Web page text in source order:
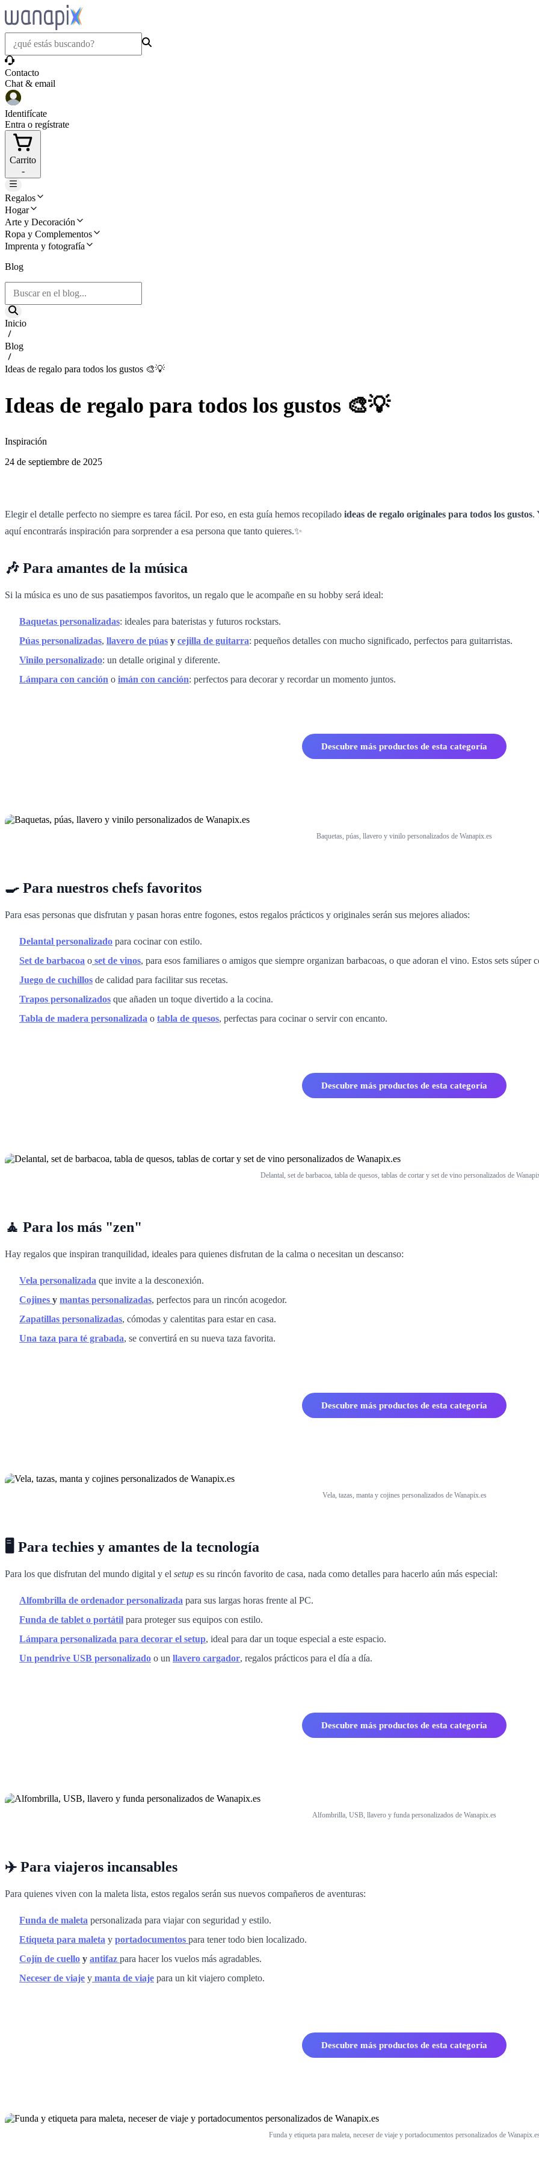
Contacto
Chat & email
Identifícate
Entra o regístrate
Carrito
-
Regalos
Hogar
Arte y Decoración
Ropa y Complementos
Imprenta y fotografía
Blog
Inicio
Blog
Ideas de regalo para todos los gustos 🎨💡
Ideas de regalo para todos los gustos 🎨💡
Inspiración
24 de septiembre de 2025
Elegir el detalle perfecto no siempre es tarea fácil. Por eso, en esta guía hemos recopilado ideas de regalo originales para todos los gustos.
aquí encontrarás inspiración para sorprender a esa persona que tanto quieres.✨
🎶 Para amantes de la música
Si la música es uno de sus pasatiempos favoritos, un regalo que le acompañe en su hobby será ideal:
Baquetas personalizadas: ideales para bateristas y futuros rockstars.
Púas personalizadas, llavero de púas y cejilla de guitarra: pequeños detalles con mucho significado, perfectos para guitarristas.
Vinilo personalizado: un detalle original y diferente.
Lámpara con canción o imán con canción: perfectos para decorar y recordar un momento juntos.
Descubre más productos de esta categoría
Baquetas, púas, llavero y vinilo personalizados de Wanapix.es
🍳 Para nuestros chefs favoritos
Para esas personas que disfrutan y pasan horas entre fogones, estos regalos prácticos y originales serán sus mejores aliados:
Delantal personalizado para cocinar con estilo.
Set de barbacoa o set de vinos, para esos familiares o amigos que siempre organizan barbacoas, o que adoran el vino. Estos sets súper
Juego de cuchillos de calidad para facilitar sus recetas.
Trapos personalizados que añaden un toque divertido a la cocina.
Tabla de madera personalizada o tabla de quesos, perfectas para cocinar o servir con encanto.
Descubre más productos de esta categoría
Delantal, set de barbacoa, tabla de quesos, tablas de cortar y set de vino personalizados de
🧘 Para los más "zen"
Hay regalos que inspiran tranquilidad, ideales para quienes disfrutan de la calma o necesitan un descanso:
Vela personalizada que invite a la desconexión.
Cojines y mantas personalizadas, perfectos para un rincón acogedor.
Zapatillas personalizadas, cómodas y calentitas para estar en casa.
Una taza para té grabada, se convertirá en su nueva taza favorita.
Descubre más productos de esta categoría
Vela, tazas, manta y cojines personalizados de Wanapix.es
🖥️ Para techies y amantes de la tecnología
Para los que disfrutan del mundo digital y el setup es su rincón favorito de casa, nada como detalles para hacerlo aún más especial:
Alfombrilla de ordenador personalizada para sus largas horas frente al PC.
Funda de tablet o portátil para proteger sus equipos con estilo.
Lámpara personalizada para decorar el setup, ideal para dar un toque especial a este espacio.
Un pendrive USB personalizado o un llavero cargador, regalos prácticos para el día a día.
Descubre más productos de esta categoría
Alfombrilla, USB, llavero y funda personalizados de Wanapix.es
✈️ Para viajeros incansables
Para quienes viven con la maleta lista, estos regalos serán sus nuevos compañeros de aventuras:
Funda de maleta personalizada para viajar con seguridad y estilo.
Etiqueta para maleta y portadocumentos para tener todo bien localizado.
Cojín de cuello y antifaz para hacer los vuelos más agradables.
Neceser de viaje y manta de viaje para un kit viajero completo.
Descubre más productos de esta categoría
Funda y etiqueta para maleta, neceser de viaje y portadocumentos personalizados de